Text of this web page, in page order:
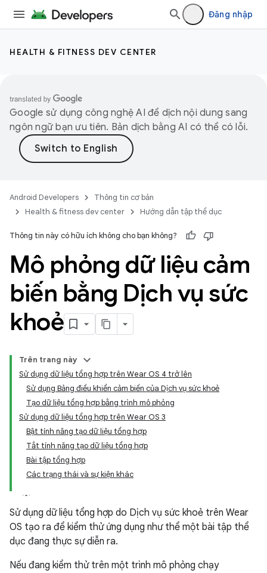
Đăng nhập
HEALTH & FITNESS DEV CENTER
Google sử dụng công nghệ AI để dịch nội dung sang
ngôn ngữ bạn ưu tiên. Bản dịch bằng AI có thể có lỗi.
Android Developers
Thông tin cơ bản
Health & fitness dev center
Hướng dẫn tập thể dục
Thông tin này có hữu ích không cho bạn không?
Mô phỏng dữ liệu cảm
biến bằng Dịch vụ sức
khoẻ
Trên trang này
Sử dụng dữ liệu tổng hợp trên Wear OS 4 trở lên
Sử dụng Bảng điều khiển cảm biến của Dịch vụ sức khoẻ
Tạo dữ liệu tổng hợp bằng trình mô phỏng
Sử dụng dữ liệu tổng hợp trên Wear OS 3
Bật tính năng tạo dữ liệu tổng hợp
Tắt tính năng tạo dữ liệu tổng hợp
Bài tập tổng hợp
Các trạng thái và sự kiện khác
Sử dụng dữ liệu tổng hợp do Dịch vụ sức khoẻ trên Wear
OS tạo ra để kiểm thử ứng dụng như thể một bài tập thể
dục đang thực sự diễn ra.
Nếu đang kiểm thử trên một trình mô phỏng chạy